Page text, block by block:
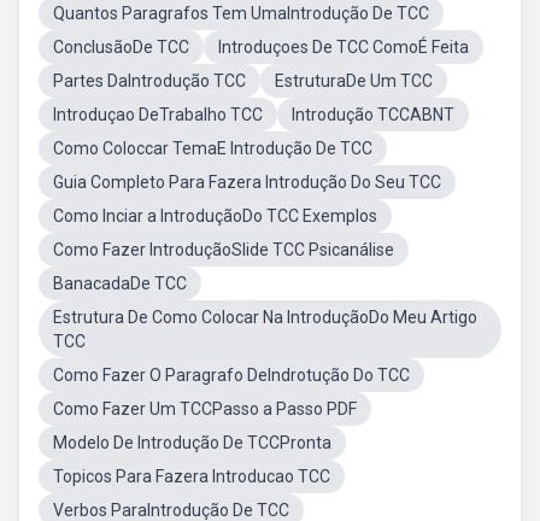
Quantos Paragrafos Tem UmaIntrodução De TCC
ConclusãoDe TCC
Introduçoes De TCC ComoÉ Feita
Partes DaIntrodução TCC
EstruturaDe Um TCC
Introduçao DeTrabalho TCC
Introdução TCCABNT
Como Coloccar TemaE Introdução De TCC
Guia Completo Para Fazera Introdução Do Seu TCC
Como Inciar a IntroduçãoDo TCC Exemplos
Como Fazer IntroduçãoSlide TCC Psicanálise
BanacadaDe TCC
Estrutura De Como Colocar Na IntroduçãoDo Meu Artigo
TCC
Como Fazer O Paragrafo DeIndrotução Do TCC
Como Fazer Um TCCPasso a Passo PDF
Modelo De Introdução De TCCPronta
Topicos Para Fazera Introducao TCC
Verbos ParaIntrodução De TCC